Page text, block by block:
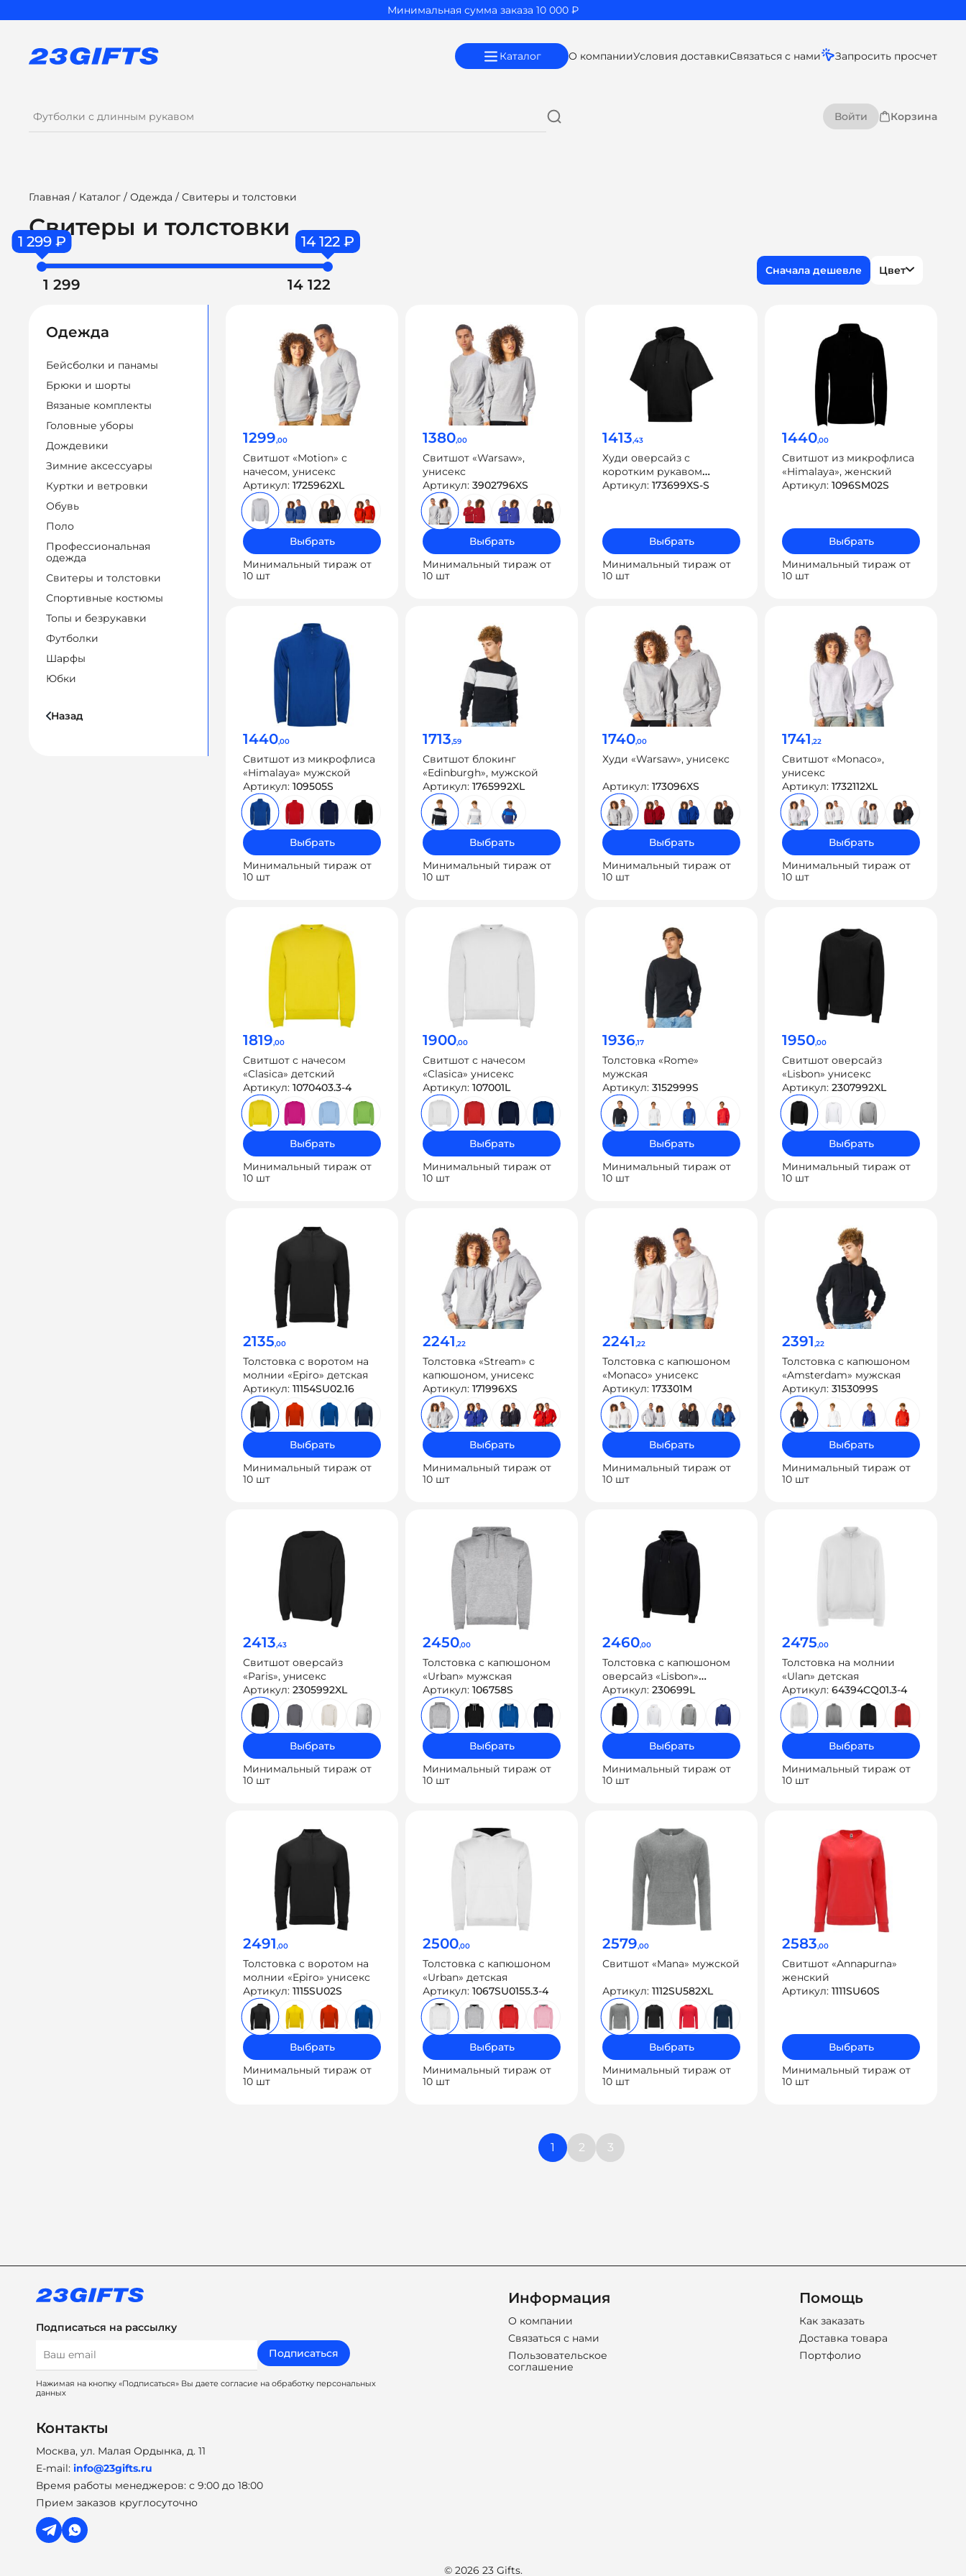
Минимальная сумма заказа 10 000 ₽
Каталог О компанииУсловия доставкиСвязаться с нами Запросить просчет
Войти Корзина
Главная / Каталог / Одежда / Свитеры и толстовки
Свитеры и толстовки
1 299 ₽ 14 122 ₽
1 299 14 122
Цвет
Одежда
Бейсболки и панамы
Брюки и шорты
Вязаные комплекты
Головные уборы
Дождевики
Зимние аксессуары
Куртки и ветровки
Обувь
Поло
Профессиональная
одежда
Свитеры и толстовки
Спортивные костюмы
Топы и безрукавки
Футболки
Шарфы
Юбки
Назад
1299,00
Свитшот «Motion» с
начесом, унисекс
Артикул: 1725962XL
Выбрать
Минимальный тираж от
10 шт
1380,00
Свитшот «Warsaw»,
унисекс
Артикул: 3902796XS
Выбрать
Минимальный тираж от
10 шт
1413,43
Худи оверсайз с
коротким рукавом
«Warsaw» унисекс
Артикул: 173699XS-S
Выбрать
Минимальный тираж от
10 шт
1440,00
Свитшот из микрофлиса
«Himalaya», женский
Артикул: 1096SM02S
Выбрать
Минимальный тираж от
10 шт
1440,00
Свитшот из микрофлиса
«Himalaya» мужской
Артикул: 109505S
Выбрать
Минимальный тираж от
10 шт
1713,59
Свитшот блокинг
«Edinburgh», мужской
Артикул: 1765992XL
Выбрать
Минимальный тираж от
10 шт
1740,00
Худи «Warsaw», унисекс
Артикул: 173096XS
Выбрать
Минимальный тираж от
10 шт
1741,22
Свитшот «Monaco»,
унисекс
Артикул: 1732112XL
Выбрать
Минимальный тираж от
10 шт
1819,00
Свитшот с начесом
«Clasica» детский
Артикул: 1070403.3-4
Выбрать
Минимальный тираж от
10 шт
1900,00
Свитшот с начесом
«Clasica» унисекс
Артикул: 107001L
Выбрать
Минимальный тираж от
10 шт
1936,17
Толстовка «Rome»
мужская
Артикул: 3152999S
Выбрать
Минимальный тираж от
10 шт
1950,00
Свитшот оверсайз
«Lisbon» унисекс
Артикул: 2307992XL
Выбрать
Минимальный тираж от
10 шт
2135,00
Толстовка с воротом на
молнии «Epiro» детская
Артикул: 11154SU02.16
Выбрать
Минимальный тираж от
10 шт
2241,22
Толстовка «Stream» с
капюшоном, унисекс
Артикул: 171996XS
Выбрать
Минимальный тираж от
10 шт
2241,22
Толстовка с капюшоном
«Monaco» унисекс
Артикул: 173301M
Выбрать
Минимальный тираж от
10 шт
2391,22
Толстовка с капюшоном
«Amsterdam» мужская
Артикул: 3153099S
Выбрать
Минимальный тираж от
10 шт
2413,43
Свитшот оверсайз
«Paris», унисекс
Артикул: 2305992XL
Выбрать
Минимальный тираж от
10 шт
2450,00
Толстовка с капюшоном
«Urban» мужская
Артикул: 106758S
Выбрать
Минимальный тираж от
10 шт
2460,00
Толстовка с капюшоном
оверсайз «Lisbon»
унисекс
Артикул: 230699L
Выбрать
Минимальный тираж от
10 шт
2475,00
Толстовка на молнии
«Ulan» детская
Артикул: 64394CQ01.3-4
Выбрать
Минимальный тираж от
10 шт
2491,00
Толстовка с воротом на
молнии «Epiro» унисекс
Артикул: 1115SU02S
Выбрать
Минимальный тираж от
10 шт
2500,00
Толстовка с капюшоном
«Urban» детская
Артикул: 1067SU0155.3-4
Выбрать
Минимальный тираж от
10 шт
2579,00
Свитшот «Mana» мужской
Артикул: 1112SU582XL
Выбрать
Минимальный тираж от
10 шт
2583,00
Свитшот «Annapurna»
женский
Артикул: 1111SU60S
Выбрать
Минимальный тираж от
10 шт
Навигация
по
1 2 3
Подписаться на рассылку
Подписаться
Нажимая на кнопку «Подписаться» Вы даете согласие на обработку персональных
данных
Информация
О компании
Связаться с нами
Пользовательское
соглашение
Помощь
Как заказать
Доставка товара
Портфолио
Контакты
Москва, ул. Малая Ордынка, д. 11
E-mail: info@23gifts.ru
Время работы менеджеров: с 9:00 до 18:00
Прием заказов круглосуточно
© 2026 23 Gifts.